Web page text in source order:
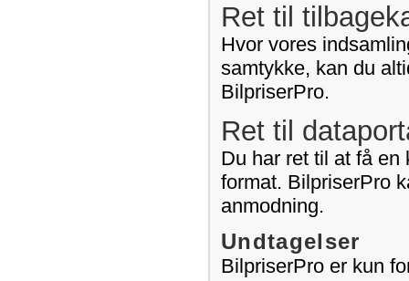
Ret til
Hvor vores
samtykke, kan du
BilpriserPro.
Ret til
Du har ret til at få
format. BilpriserPro
anmodning.
Undtagelser
BilpriserPro er kun